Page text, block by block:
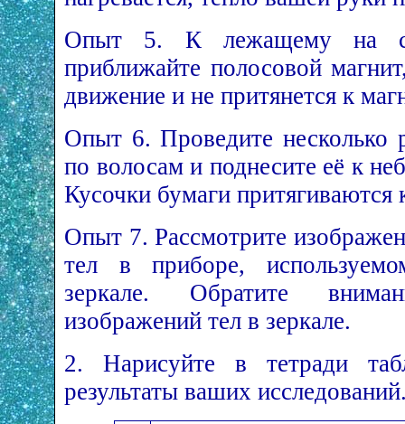
Опыт 5. К лежащему на
приближайте полосовой
движение и не притянется к
Опыт 6. Проведите несколько
по волосам и поднесите её к
Кусочки бумаги притягиваются
Опыт 7. Рассмотрите
тел в приборе,
зеркале. Обратите
изображений тел в зеркале.
2. Нарисуйте в тетради
результаты ваших